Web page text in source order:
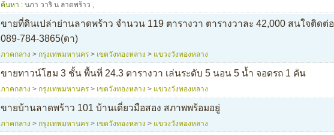
ค้นหา : นภา วาริ น ลาดพร้าว ,
ขายที่ดินเปล่าย่านลาดพร้าว จำนวน 119 ตารางวา ตารางวาละ 42,000 สนใจติดต่อ
089-784-3865(ดา)
ภาคกลาง > กรุงเทพมหานคร > เขตวังทองหลาง > แขวงวังทองหลาง
ขายทาวน์โฮม 3 ชั้น พื้นที่ 24.3 ตารางวา เล่นระดับ 5 นอน 5 น้ำ จอดรถ 1 คัน
ภาคกลาง > กรุงเทพมหานคร > เขตวังทองหลาง > แขวงวังทองหลาง
ขายบ้านลาดพร้าว 101 บ้านเดี่ยวมือสอง สภาพพร้อมอยู่
ภาคกลาง > กรุงเทพมหานคร > เขตวังทองหลาง > แขวงวังทองหลาง